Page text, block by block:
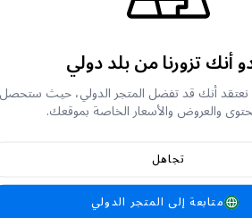
أين يمكنك شراء قسائم بطاقات هدايا Obucks
عبر الإنترنت؟
Grab your Obucks gift card
payment methods,
Crypto, bank transfers,
offer affordable rates with
and offers
تزورنا من بلد دولي
أنك قد تفضل المتجر الدولي، حيث ستحصل
والأسعار الخاصة بموقعك.
متابعة إلى المتجر الدولي